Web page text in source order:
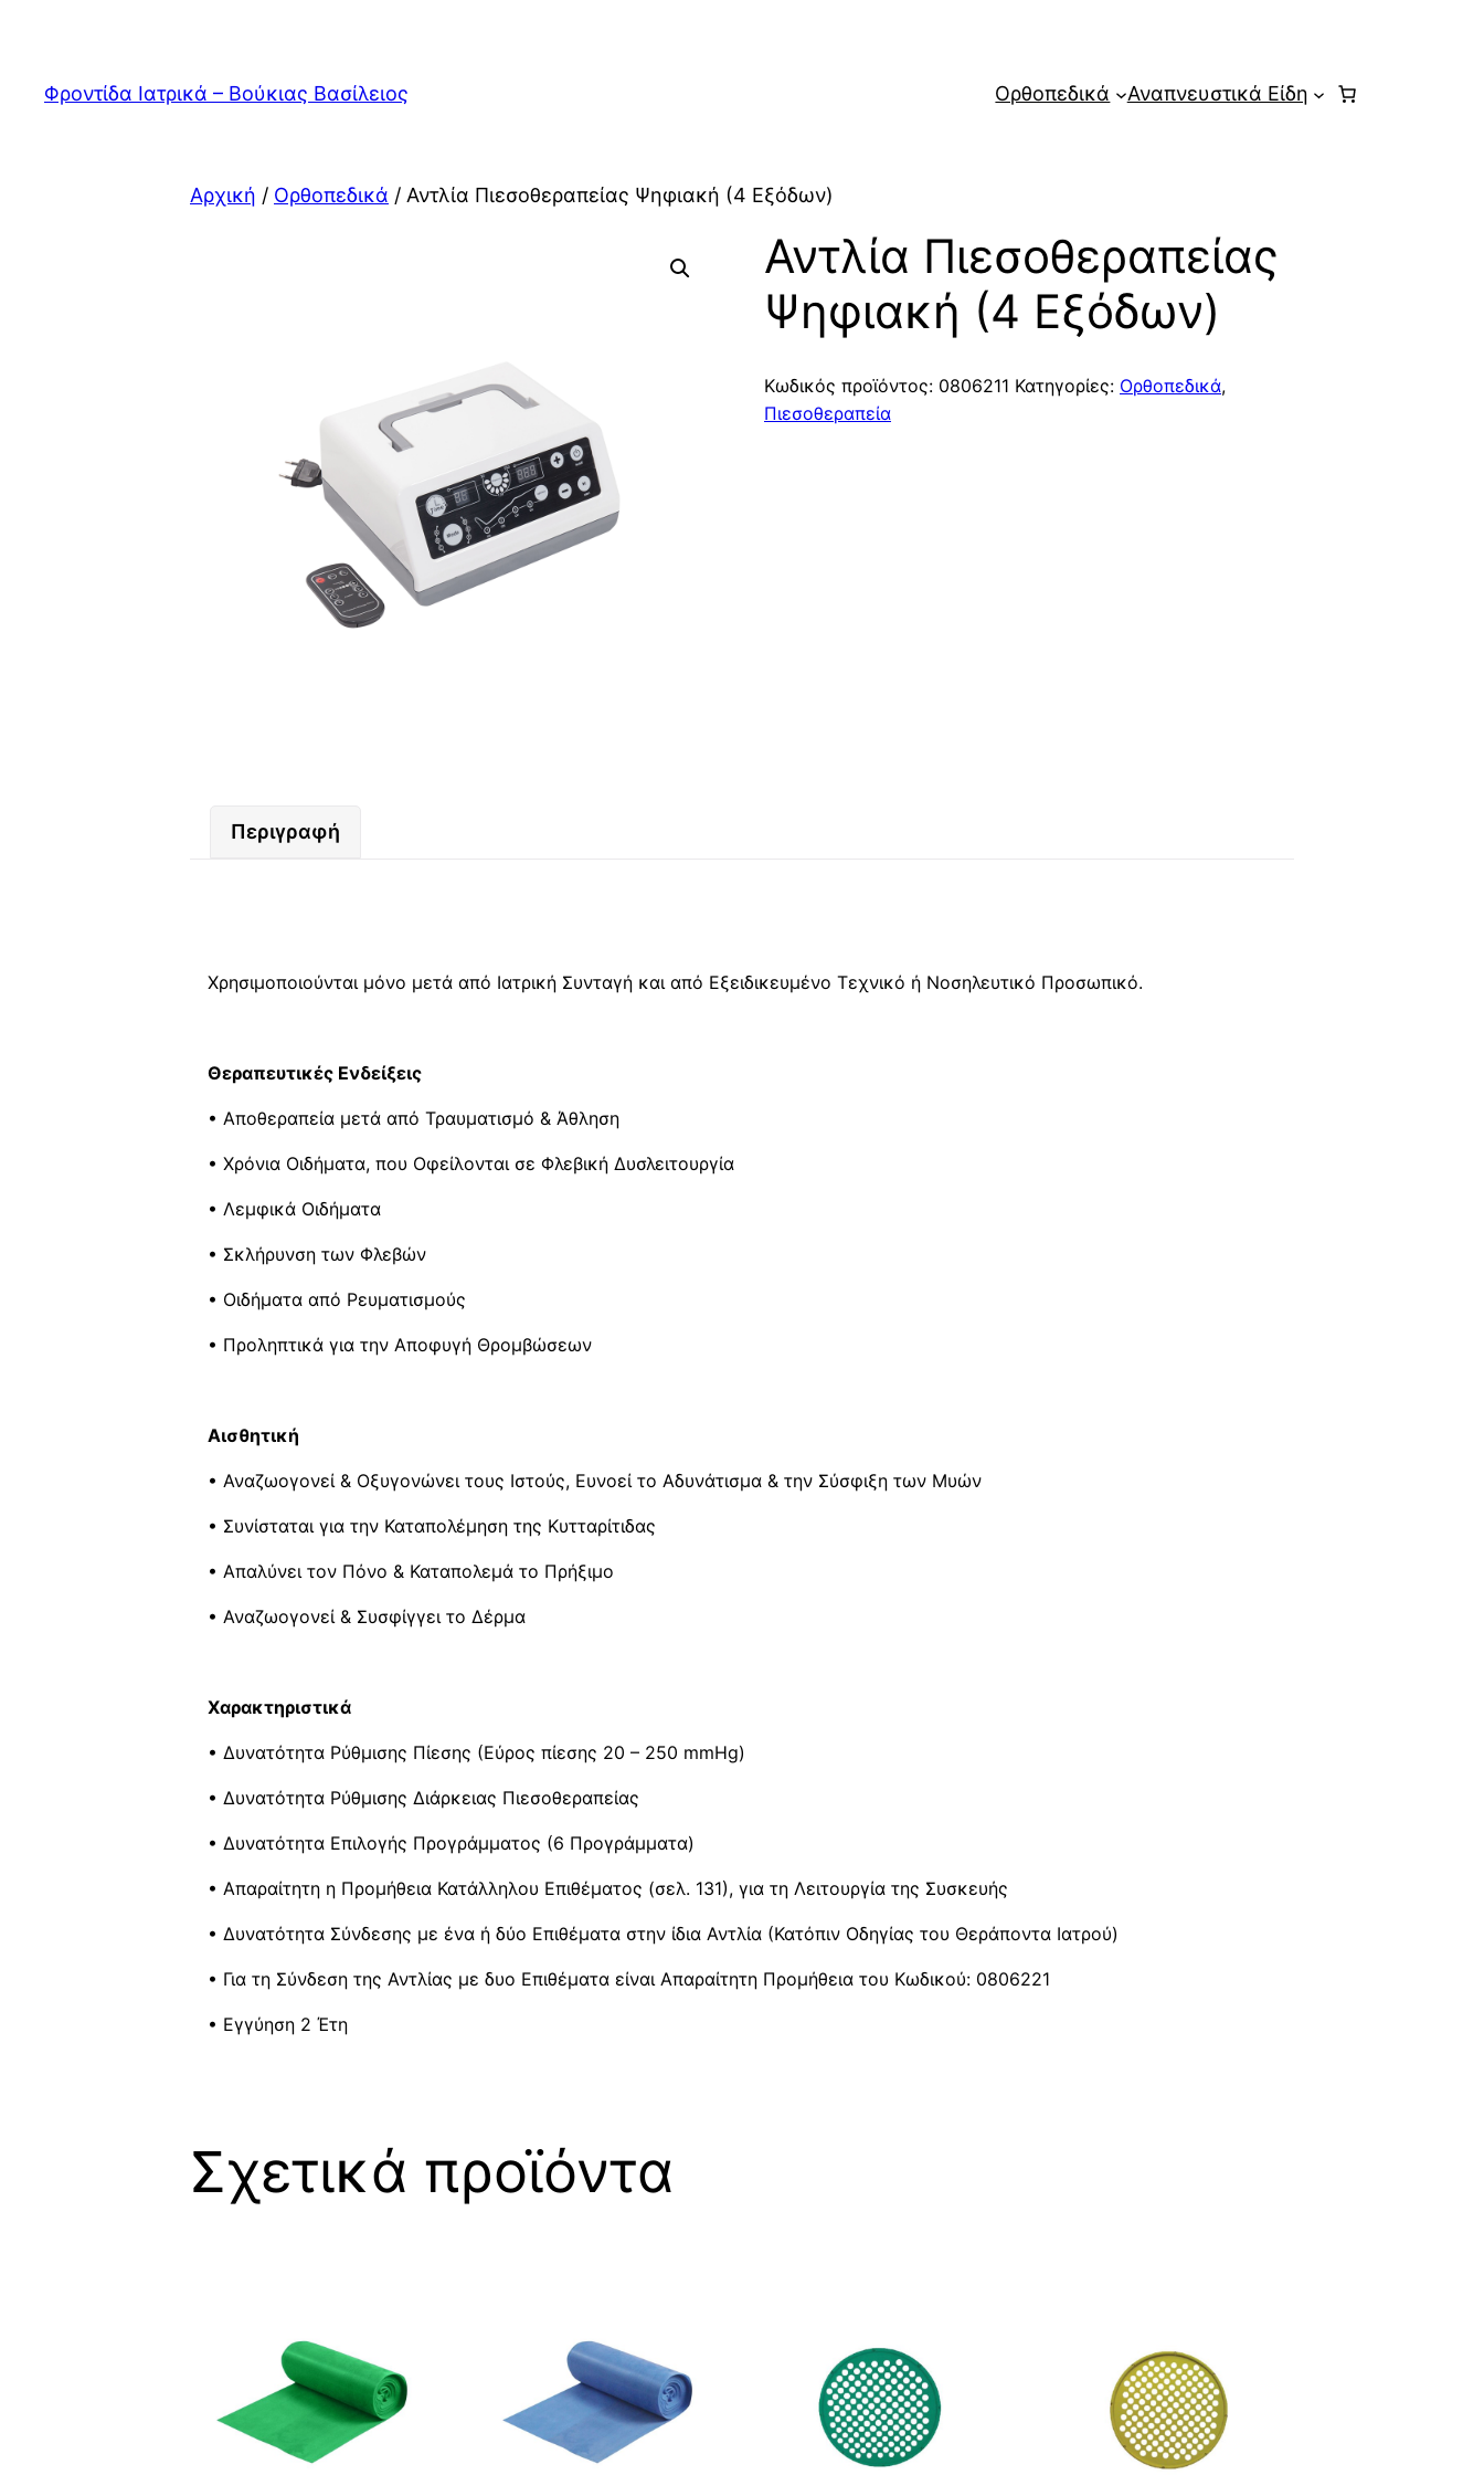
περιεχόμενο
Φροντίδα Ιατρικά – Βούκιας Βασίλειος Ορθοπεδικά Αναπνευστικά Είδη
Αρχική / Ορθοπεδικά / Αντλία Πιεσοθεραπείας Ψηφιακή (4 Eξόδων)
Αντλία Πιεσοθεραπείας
Ψηφιακή (4 Eξόδων)
Κωδικός προϊόντος: 0806211 Κατηγορίες: Ορθοπεδικά,
Πιεσοθεραπεία
Περιγραφή
Χρησιμοποιούνται μόνο μετά από Ιατρική Συνταγή και από Εξειδικευμένο Τεχνικό ή Νοσηλευτικό Προσωπικό.
Θεραπευτικές Ενδείξεις
• Αποθεραπεία μετά από Τραυματισμό & Άθληση
• Χρόνια Οιδήματα, που Οφείλονται σε Φλεβική Δυσλειτουργία
• Λεμφικά Οιδήματα
• Σκλήρυνση των Φλεβών
• Οιδήματα από Ρευματισμούς
• Προληπτικά για την Αποφυγή Θρομβώσεων
Αισθητική
• Αναζωογονεί & Οξυγονώνει τους Ιστούς, Ευνοεί το Αδυνάτισμα & την Σύσφιξη των Μυών
• Συνίσταται για την Καταπολέμηση της Κυτταρίτιδας
• Απαλύνει τον Πόνο & Καταπολεμά το Πρήξιμο
• Αναζωογονεί & Συσφίγγει το Δέρμα
Χαρακτηριστικά
• Δυνατότητα Ρύθμισης Πίεσης (Εύρος πίεσης 20 – 250 mmΗg)
• Δυνατότητα Ρύθμισης Διάρκειας Πιεσοθεραπείας
• Δυνατότητα Επιλογής Προγράμματος (6 Προγράμματα)
• Απαραίτητη η Προμήθεια Κατάλληλου Επιθέματος (σελ. 131), για τη Λειτουργία της Συσκευής
• Δυνατότητα Σύνδεσης με ένα ή δύο Επιθέματα στην ίδια Αντλία (Κατόπιν Οδηγίας του Θεράποντα Ιατρού)
• Για τη Σύνδεση της Αντλίας με δυο Επιθέματα είναι Απαραίτητη Προμήθεια του Κωδικού: 0806221
• Εγγύηση 2 Έτη
Σχετικά προϊόντα